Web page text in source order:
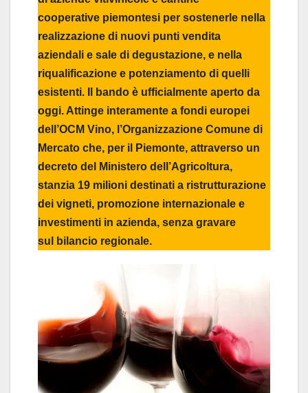
cooperative piemontesi per sostenerle nella
realizzazione di nuovi punti vendita
aziendali e sale di degustazione, e nella
riqualificazione e potenziamento di quelli
esistenti. Il bando è ufficialmente aperto da
oggi. Attinge interamente a fondi europei
dell’OCM Vino, l’Organizzazione Comune di
Mercato che, per il Piemonte, attraverso un
decreto del Ministero dell’Agricoltura,
stanzia 19 milioni destinati a ristrutturazione
dei vigneti, promozione internazionale e
investimenti in azienda, senza gravare
sul bilancio regionale.